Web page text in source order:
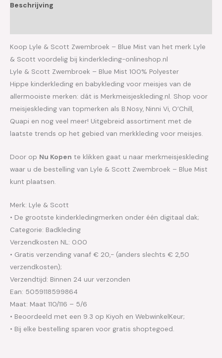
Beschrijving
Koop Lyle & Scott Zwembroek – Blue Mist van het merk Lyle
& Scott voordelig bij kinderkleding-onlineshop.nl
Lyle & Scott Zwembroek – Blue Mist 100% Polyester
Hippe kinderkleding en babykleding voor meisjes van de
allermooiste merken: dát is Merkmeisjeskleding.nl. Shop voor
meisjeskleding van topmerken als B.Nosy, Ninni Vi, O’Chill,
Quapi en nog veel meer! Uitgebreid assortiment met de
laatste trends op het gebied van merkkleding voor meisjes.
Door op Nu Kopen te klikken gaat u naar merkmeisjeskleding
waar u de bestelling van Lyle & Scott Zwembroek – Blue Mist
kunt plaatsen.
Merk: Lyle & Scott
• De grootste kinderkledingmerken onder één digitaal dak;
Categorie: Badkleding
Verzendkosten NL: 0.00
• Gratis verzending vanaf € 20,- (anders slechts € 2,50
verzendkosten);
Verzendtijd: Binnen 24 uur verzonden
Ean: 5059118599864
Maat: Maat 110/116 – 5/6
• Beoordeeld met een 9.3 op Kiyoh en WebwinkelKeur;
• Bij elke bestelling sparen voor gratis shoptegoed.